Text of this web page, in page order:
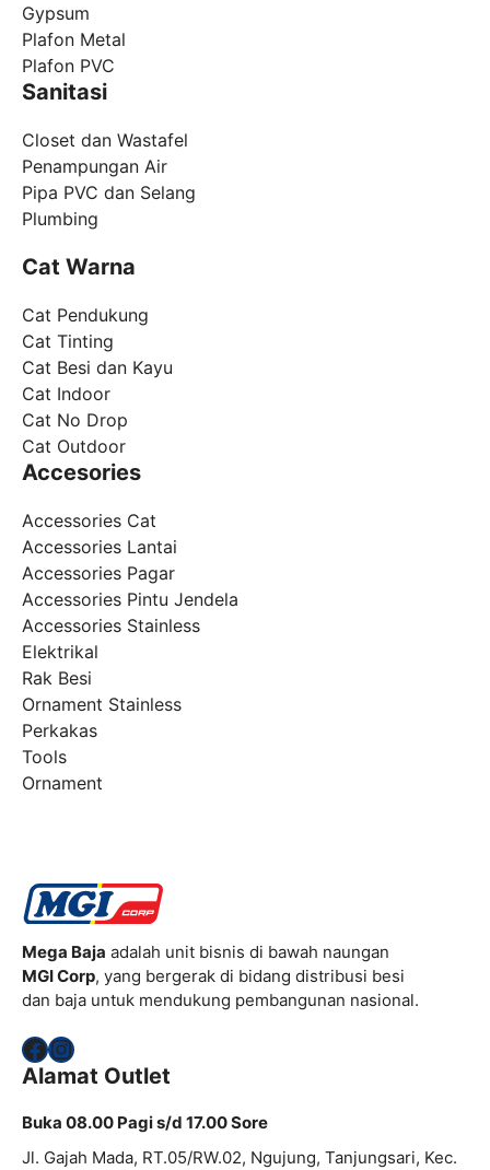
Gypsum
Plafon Metal
Plafon PVC
Sanitasi
Closet dan Wastafel
Penampungan Air
Pipa PVC dan Selang
Plumbing
Cat Warna
Cat Pendukung
Cat Tinting
Cat Besi dan Kayu
Cat Indoor
Cat No Drop
Cat Outdoor
Accesories
Accessories Cat
Accessories Lantai
Accessories Pagar
Accessories Pintu Jendela
Accessories Stainless
Elektrikal
Rak Besi
Ornament Stainless
Perkakas
Tools
Ornament
Mega Baja adalah unit bisnis di bawah naungan
MGI Corp, yang bergerak di bidang distribusi besi
dan baja untuk mendukung pembangunan nasional.
Facebook
Instagram
Alamat Outlet
Buka 08.00 Pagi s/d 17.00 Sore
Jl. Gajah Mada, RT.05/RW.02, Ngujung, Tanjungsari, Kec.